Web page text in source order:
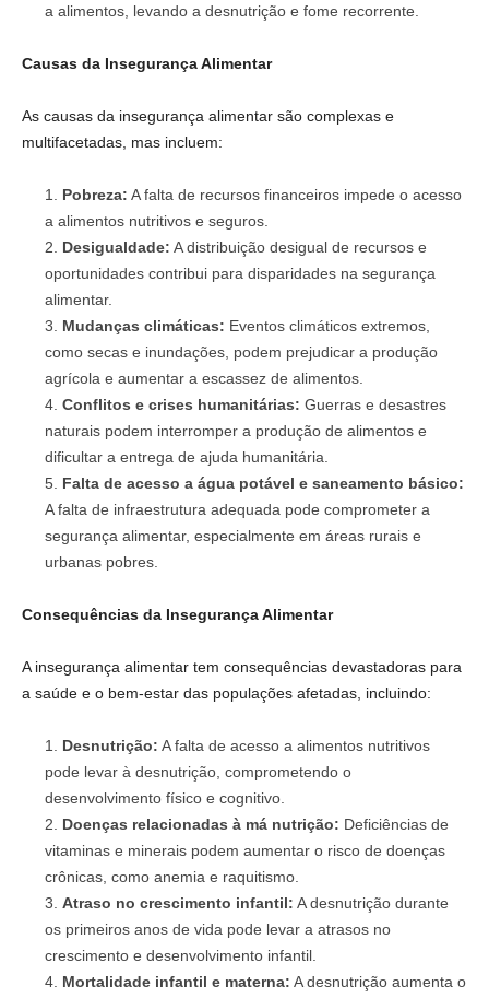
a alimentos, levando a desnutrição e fome recorrente.
Causas da Insegurança Alimentar
As causas da insegurança alimentar são complexas e
multifacetadas, mas incluem:
Pobreza: A falta de recursos financeiros impede o acesso
a alimentos nutritivos e seguros.
Desigualdade: A distribuição desigual de recursos e
oportunidades contribui para disparidades na segurança
alimentar.
Mudanças climáticas: Eventos climáticos extremos,
como secas e inundações, podem prejudicar a produção
agrícola e aumentar a escassez de alimentos.
Conflitos e crises humanitárias: Guerras e desastres
naturais podem interromper a produção de alimentos e
dificultar a entrega de ajuda humanitária.
Falta de acesso a água potável e saneamento básico:
A falta de infraestrutura adequada pode comprometer a
segurança alimentar, especialmente em áreas rurais e
urbanas pobres.
Consequências da Insegurança Alimentar
A insegurança alimentar tem consequências devastadoras para
a saúde e o bem-estar das populações afetadas, incluindo:
Desnutrição: A falta de acesso a alimentos nutritivos
pode levar à desnutrição, comprometendo o
desenvolvimento físico e cognitivo.
Doenças relacionadas à má nutrição: Deficiências de
vitaminas e minerais podem aumentar o risco de doenças
crônicas, como anemia e raquitismo.
Atraso no crescimento infantil: A desnutrição durante
os primeiros anos de vida pode levar a atrasos no
crescimento e desenvolvimento infantil.
Mortalidade infantil e materna: A desnutrição aumenta o